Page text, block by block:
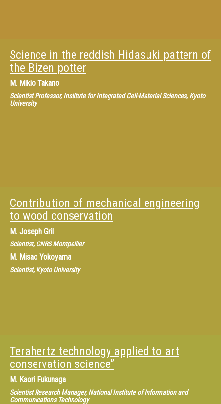
Science in the reddish Hidasuki pattern of
the Bizen potter
M. Mikio Takano
Scientist Professor, Institute for Integrated Cell-Material Sciences, Kyoto
University
Contribution of mechanical engineering
to wood conservation
M. Joseph Gril
Scientist, CNRS Montpellier
M. Misao Yokoyama
Scientist, Kyoto University
Terahertz technology applied to art
conservation science”
M. Kaori Fukunaga
Scientist Research Manager, National Institute of Information and
Communications Technology